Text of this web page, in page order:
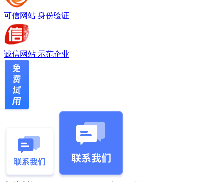
可信网站 身份验证
诚信网站 示范企业